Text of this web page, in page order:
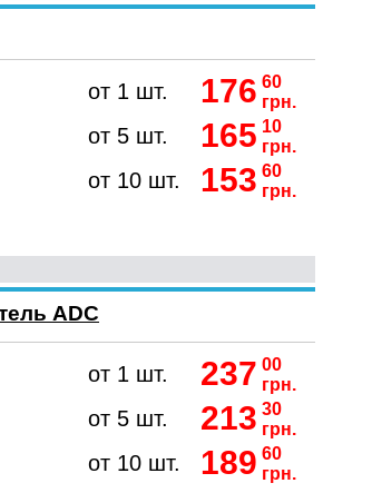
от 1 шт. 176 60
грн.
от 5 шт. 165 10
грн.
от 10 шт. 153 60
грн.
ADC
от 1 шт. 237 00
грн.
от 5 шт. 213 30
грн.
от 10 шт. 189 60
грн.